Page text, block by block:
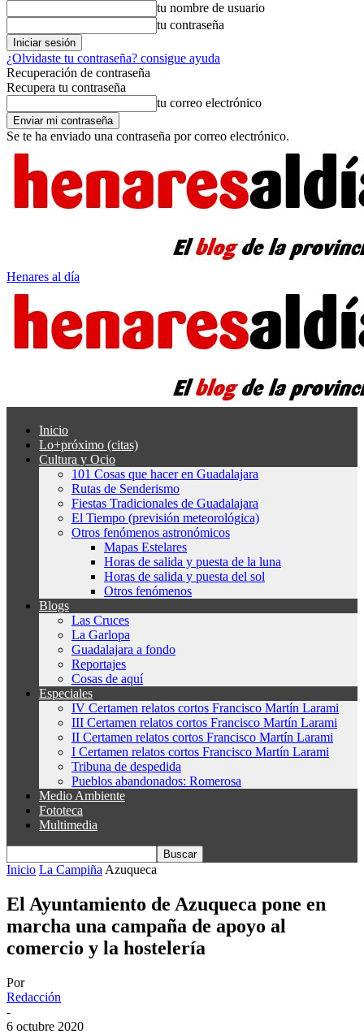
tu nombre de usuario
tu contraseña
¿Olvidaste tu contraseña? consigue ayuda
Recuperación de contraseña
Recupera tu contraseña
tu correo electrónico
Se te ha enviado una contraseña por correo electrónico.
Henares al día
Inicio
Lo+próximo (citas)
Cultura y Ocio
101 Cosas que hacer en Guadalajara
Rutas de Senderismo
Fiestas Tradicionales de Guadalajara
El Tiempo (previsión meteorológica)
Otros fenómenos astronómicos
Mapas Estelares
Horas de salida y puesta de la luna
Horas de salida y puesta del sol
Otros fenómenos
Blogs
Las Cruces
La Garlopa
Guadalajara a fondo
Reportajes
Cosas de aquí
Especiales
IV Certamen relatos cortos Francisco Martín Larami
III Certamen relatos cortos Francisco Martín Larami
II Certamen relatos cortos Francisco Martín Larami
I Certamen relatos cortos Francisco Martín Larami
Tribuna de despedida
Pueblos abandonados: Romerosa
Medio Ambiente
Fototeca
Multimedia
Inicio La Campiña Azuqueca
El Ayuntamiento de Azuqueca pone en
marcha una campaña de apoyo al
comercio y la hostelería
Por
Redacción
-
6 octubre 2020